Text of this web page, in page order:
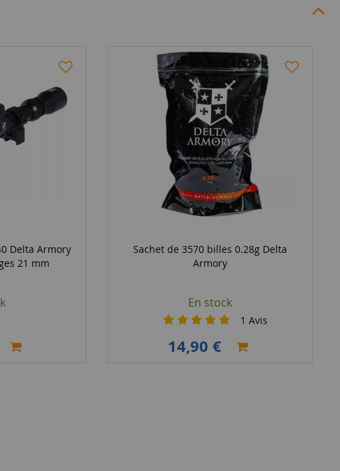
Delta Armory
21 mm
Sachet de 3570 billes 0.28g Delta
Armory
En stock
1 Avis
14,90 €